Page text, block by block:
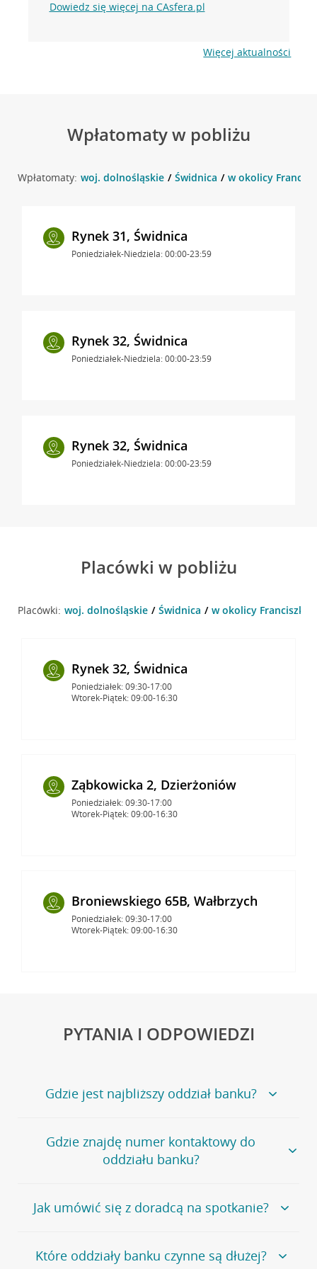
Dowiedz się więcej na CAsfera.pl
Więcej aktualności
Wpłatomaty w pobliżu
Wpłatomaty: woj. dolnośląskie Świdnica w okolicy
Rynek 31, Świdnica
Poniedziałek-Niedziela: 00:00-23:59
Rynek 32, Świdnica
Poniedziałek-Niedziela: 00:00-23:59
Rynek 32, Świdnica
Poniedziałek-Niedziela: 00:00-23:59
Placówki w pobliżu
Placówki: woj. dolnośląskie Świdnica w okolicy
Rynek 32, Świdnica
Poniedziałek: 09:30-17:00
Wtorek-Piątek: 09:00-16:30
Ząbkowicka 2, Dzierżoniów
Poniedziałek: 09:30-17:00
Wtorek-Piątek: 09:00-16:30
Broniewskiego 65B, Wałbrzych
Poniedziałek: 09:30-17:00
Wtorek-Piątek: 09:00-16:30
PYTANIA I ODPOWIEDZI
Gdzie jest najbliższy oddział banku?
Jeśli szukasz oddziału naszego banku, zapraszamy na
stronęPlacówki i bankomaty, na której znajduje się
wygodna wyszukiwarka.
oddziałów
Gdzie znajdę numer kontaktowy do
oddziału banku?
Bank Credit Agricole nie udostępnia ogólnego numeru
telefonu do placówki bankowej.
umówienia się z doradcą w placówce bankowej .
Jak umówić się z doradcą na spotkanie?
Jeśli jesteś już naszym
klientemmożeszsamodzielnieumówić się na spotkanie z
Które oddziały banku czynne są dłużej?